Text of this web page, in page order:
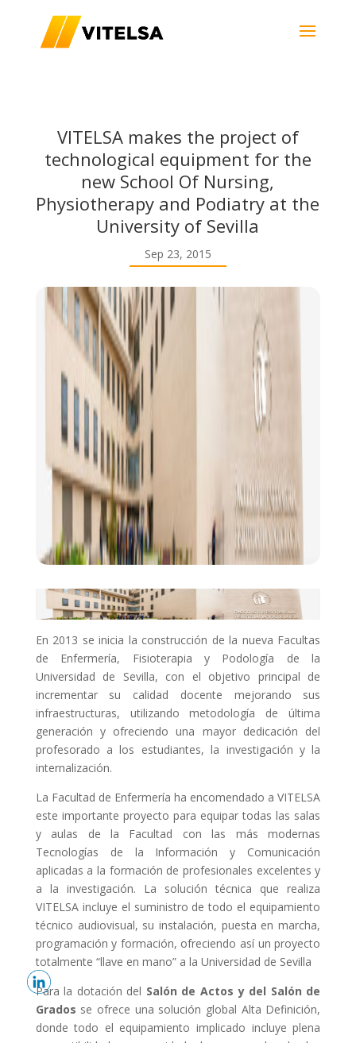
VITELSA makes the project of
technological equipment for the
new School Of Nursing,
Physiotherapy and Podiatry at the
University of Sevilla
Sep 23, 2015
En 2013 se inicia la construcción de la nueva Facultas
de Enfermería, Fisioterapia y Podología de la
Universidad de Sevilla, con el objetivo principal de
incrementar su calidad docente mejorando sus
infraestructuras, utilizando metodología de última
generación y ofreciendo una mayor dedicación del
profesorado a los estudiantes, la investigación y la
internalización.
La Facultad de Enfermería ha encomendado a VITELSA
este importante proyecto para equipar todas las salas
y aulas de la Facultad con las más modernas
Tecnologías de la Información y Comunicación
aplicadas a la formación de profesionales excelentes y
a la investigación. La solución técnica que realiza
VITELSA incluye el suministro de todo el equipamiento
técnico audiovisual, su instalación, puesta en marcha,
programación y formación, ofreciendo así un proyecto
totalmente “llave en mano” a la Universidad de Sevilla
Para la dotación del Salón de Actos y del Salón de
Grados se ofrece una solución global Alta Definición,
donde todo el equipamiento implicado incluye plena